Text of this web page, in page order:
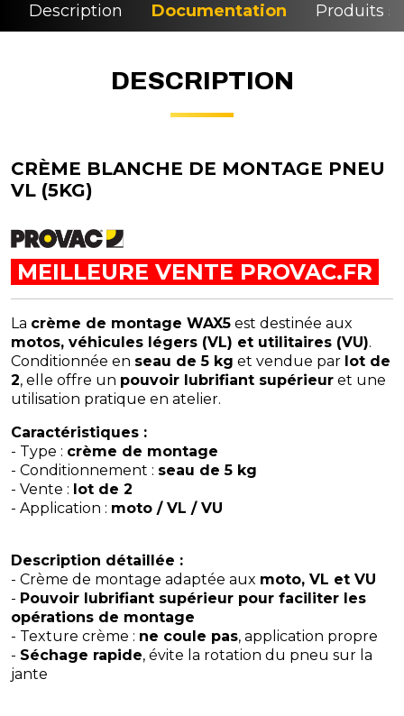
Description Documentation Produits
DESCRIPTION
CRÈME BLANCHE DE MONTAGE PNEU
VL (5KG)
MEILLEURE VENTE PROVAC.FR
La crème de montage WAX5 est destinée aux
motos, véhicules légers (VL) et utilitaires (VU).
Conditionnée en seau de 5 kg et vendue par lot de
2, elle offre un pouvoir lubrifiant supérieur et une
utilisation pratique en atelier.
Caractéristiques :
- Type : crème de montage
- Conditionnement : seau de 5 kg
- Vente : lot de 2
- Application : moto / VL / VU
Description détaillée :
- Crème de montage adaptée aux moto, VL et VU
- Pouvoir lubrifiant supérieur pour faciliter les
opérations de montage
- Texture crème : ne coule pas, application propre
- Séchage rapide, évite la rotation du pneu sur la
jante